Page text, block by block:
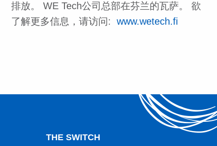
排放。 WE Tech公司总部在芬兰的瓦萨。 欲
了解更多信息，请访问: www.wetech.fi
THE SWITCH